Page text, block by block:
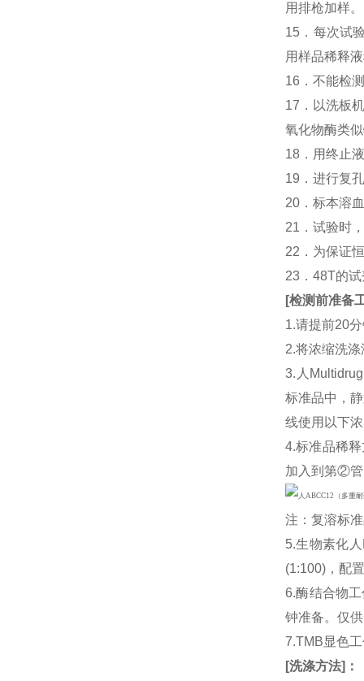
用排枪加样。
15．每次试
用样品稀释
16．不能检
17．以洗板
氧化物酶类
18．用终止
19．进行复
20．标本溶
21．试验时
22．为保证
23．48T的
[检测前准备
1.请提前20
2.将浓缩洗
3.人
标准品中，
线使用以下
4.标准品稀
加入到第②
注：复溶标
5.生物素化
(1:100)，配
6.酶结合物
钟准备。仅
7.TMB显色
[洗涤方法] ：